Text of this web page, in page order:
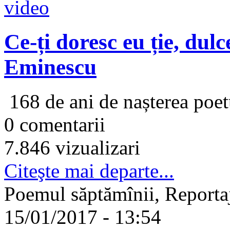
Ce-ți doresc eu ție,
Eminescu
168 de ani de nașterea
0 comentarii
7.846 vizualizari
Citeşte mai departe...
Poemul săptămînii,
15/01/2017 - 13:54